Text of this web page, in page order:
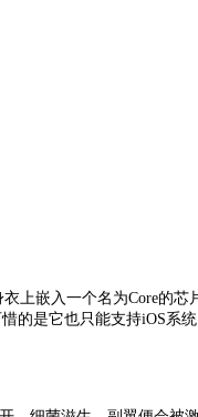
上嵌入一个名为Core的芯
的是它也只能支持iOS系